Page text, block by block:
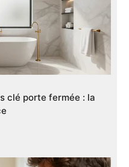
clé porte fermée : la